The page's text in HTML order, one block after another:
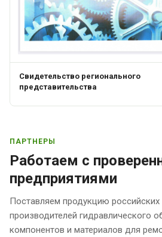
Свидетельство регионального
представительства
ПАРТНЕРЫ
Работаем с
предприятиями
Поставляем продукцию
производителей гидравлического
компонентов и материалов для